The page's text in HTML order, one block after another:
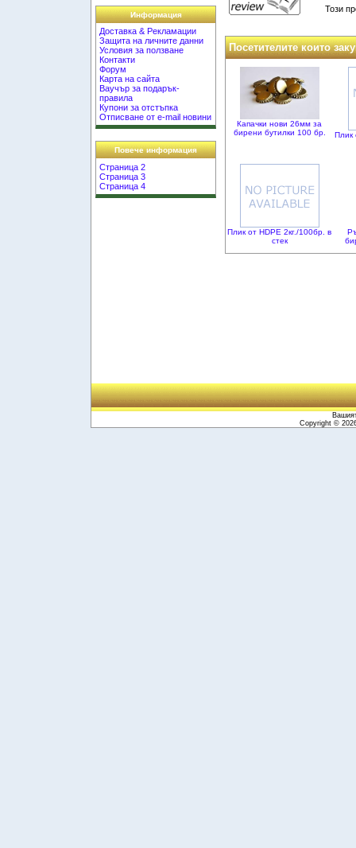
Информация
Доставка & Рекламации
Защита на личните данни
Условия за ползване
Контакти
Форум
Карта на сайта
Ваучър за подарък-
правила
Купони за отстъпка
Отписване от e-mail новини
Повече информация
Страница 2
Страница 3
Страница 4
Този
Посетителите които
Капачки нови 26мм за
бирени бутилки 100 бр.
Плик
Плик от HDPE 2кг./100бр. в
стек
Copyright ©